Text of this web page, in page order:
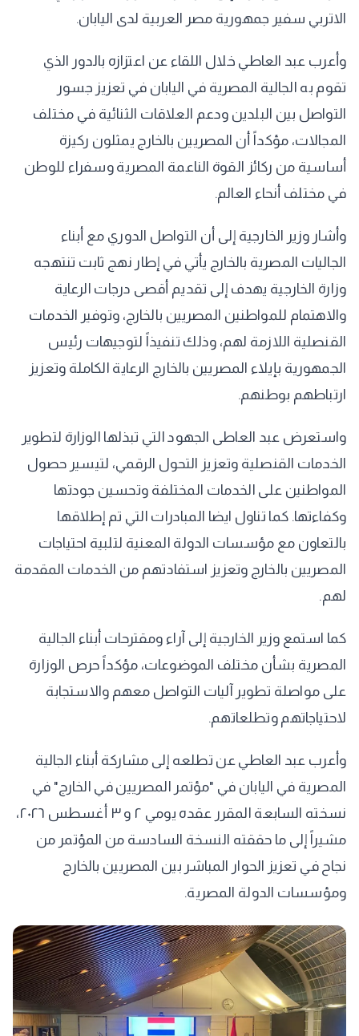
الاتربي سفير جمهورية مصر العربية لدى اليابان.
وأعرب عبد العاطي خلال اللقاء عن اعتزازه بالدور الذي
تقوم به الجالية المصرية في اليابان في تعزيز جسور
التواصل بين البلدين ودعم العلاقات الثنائية في مختلف
المجالات، مؤكداً أن المصريين بالخارج يمثلون ركيزة
أساسية من ركائز القوة الناعمة المصرية وسفراء للوطن
في مختلف أنحاء العالم.
وأشار وزير الخارجية إلى أن التواصل الدوري مع أبناء
الجاليات المصرية بالخارج يأتي في إطار نهج ثابت تنتهجه
وزارة الخارجية يهدف إلى تقديم أقصى درجات الرعاية
والاهتمام للمواطنين المصريين بالخارج، وتوفير الخدمات
القنصلية اللازمة لهم، وذلك تنفيذاً لتوجيهات رئيس
الجمهورية بإيلاء المصريين بالخارج الرعاية الكاملة وتعزيز
ارتباطهم بوطنهم.
واستعرض عبد العاطى الجهود التي تبذلها الوزارة لتطوير
الخدمات القنصلية وتعزيز التحول الرقمي، لتيسير حصول
المواطنين على الخدمات المختلفة وتحسين جودتها
وكفاءتها. كما تناول ايضا المبادرات التي تم إطلاقها
بالتعاون مع مؤسسات الدولة المعنية لتلبية احتياجات
المصريين بالخارج وتعزيز استفادتهم من الخدمات المقدمة
لهم.
كما استمع وزير الخارجية إلى آراء ومقترحات أبناء الجالية
المصرية بشأن مختلف الموضوعات، مؤكداً حرص الوزارة
على مواصلة تطوير آليات التواصل معهم والاستجابة
لاحتياجاتهم وتطلعاتهم.
وأعرب عبد العاطي عن تطلعه إلى مشاركة أبناء الجالية
المصرية في اليابان في "مؤتمر المصريين في الخارج" في
نسخته السابعة المقرر عقده يومي ٢ و ٣ أغسطس ٢٠٢٦،
مشيراً إلى ما حققته النسخة السادسة من المؤتمر من
نجاح في تعزيز الحوار المباشر بين المصريين بالخارج
ومؤسسات الدولة المصرية.